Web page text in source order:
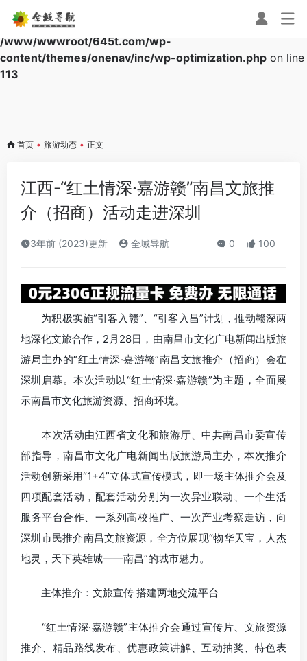
Warning: Array to string conversion in
/www/wwwroot/645t.com/wp-
content/themes/onenav/inc/wp-optimization.php on line
113
首页 • 旅游动态 • 正文
江西-“红土情深·嘉游赣”南昌文旅推
介（招商）活动走进深圳
3年前 (2023)更新 全域导航 0 100
为积极实施“引客入赣”、“引客入昌”计划，推动赣深两
地深化文旅合作，2月28日，由南昌市文化广电新闻出版旅
游局主办的“红土情深·嘉游赣”南昌文旅推介（招商）会在
深圳启幕。本次活动以“红土情深·嘉游赣”为主题，全面展
示南昌市文化旅游资源、招商环境。
本次活动由江西省文化和旅游厅、中共南昌市委宣传
部指导，南昌市文化广电新闻出版旅游局主办，本次推介
活动创新采用“1+4”立体式宣传模式，即一场主体推介会及
四项配套活动，配套活动分别为一次异业联动、一个生活
服务平台合作、一系列高校推广、一次产业考察走访，向
深圳市民推介南昌文旅资源，全方位展现“物华天宝，人杰
地灵，天下英雄城——南昌”的城市魅力。
主体推介：文旅宣传 搭建两地交流平台
“红土情深·嘉游赣”主体推介会通过宣传片、文旅资源
推介、精品路线发布、优惠政策讲解、互动抽奖、特色表